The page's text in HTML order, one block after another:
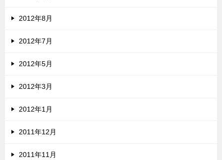
2012年8月
2012年7月
2012年5月
2012年3月
2012年1月
2011年12月
2011年11月